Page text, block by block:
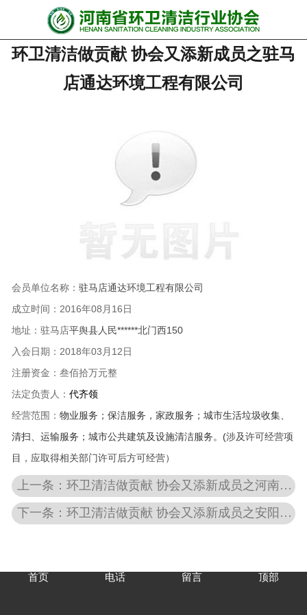
网站首页
协会动态
行业资讯
关于协会
环卫清洁做贡献 协会又添新成员之驻马
店通达环境工程有限公司
会员单位名称： 驻马店通达环境工程有限公司
成立时间：2016年08月16日
地址：驻马店平舆县人民******北门西150
入会日期： 2018年03月12日
注册资金：叁佰拾万元整
法定负责人： 代齐领
经营范围： 物业服务；保洁服务，家政服务；城市生活垃圾收集、
清扫、运输服务；城市公共建筑及设施清洁服务。(涉及许可经营项
目，应取得相关部门许可后方可经营）
上一条：环卫清洁做贡献 协会又添新成员之河南省臻林******科技有限公司
下一条：环卫清洁做贡献 协会又添新成员之安阳市博大物业管理有限责任公司
首页 电话 留言 顶部